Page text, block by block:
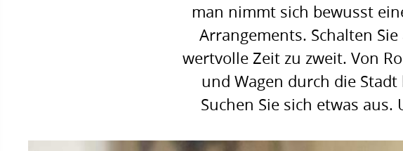
man nimmt sich bewusst
Arrangements. Schalten
wertvolle Zeit zu zweit. Von
und Wagen durch die Stadt
Suchen Sie sich etwas